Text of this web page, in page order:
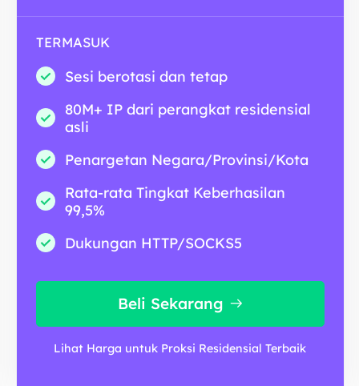
TERMASUK
Sesi berotasi dan tetap
80M+ IP dari perangkat residensial
asli
Penargetan Negara/Provinsi/Kota
Rata-rata Tingkat Keberhasilan
99,5%
Dukungan HTTP/SOCKS5
Beli Sekarang
Lihat Harga untuk Proksi Residensial Terbaik